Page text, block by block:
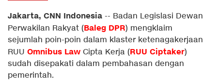
Jakarta, CNN Indonesia -- Badan Legislasi Dewan
Perwakilan Rakyat (Baleg DPR) mengklaim
sejumlah poin-poin dalam klaster ketenagakerjaan
RUU Omnibus Law Cipta Kerja (RUU Ciptaker)
sudah disepakati dalam pembahasan dengan
pemerintah.